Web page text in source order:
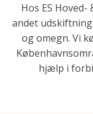
Hos ES
andet
og omegn. Vi
hjælp i